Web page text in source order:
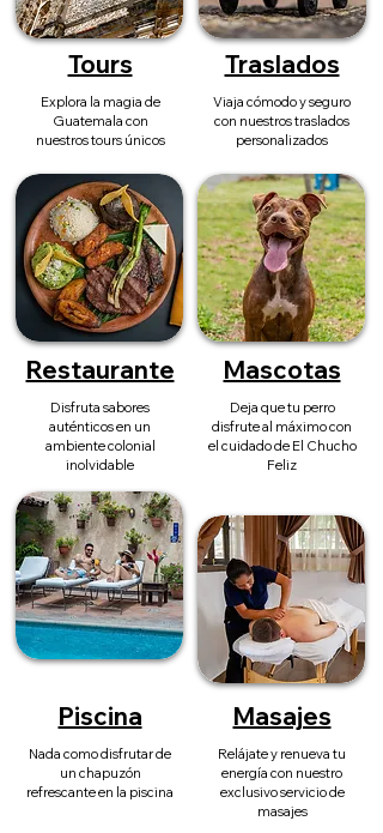
Tours
Explora la magia de
Guatemala con
nuestros tours únicos
Traslados
Viaja cómodo y seguro
con nuestros traslados
personalizados
Restaurante
Disfruta sabores
auténticos en un
ambiente colonial
inolvidable
Mascotas
Deja que tu perro
disfrute al máximo con
el cuidado de El Chucho
Feliz
Piscina
Nada como disfrutar de
un chapuzón
refrescante en la piscina
Masajes
Relájate y renueva tu
energía con nuestro
exclusivo servicio de
masajes